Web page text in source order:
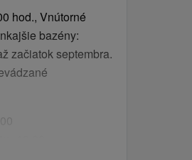
usługi i posiłki.
hod., Vnútorné
bazény:
začiatok septembra.